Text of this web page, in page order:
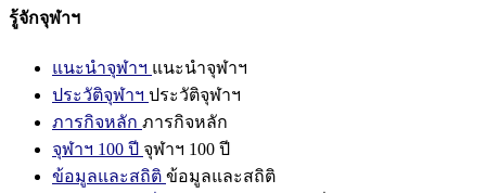
รู้จักจุฬาฯ
แนะนำจุฬาฯ แนะนำจุฬาฯ
ประวัติจุฬาฯ ประวัติจุฬาฯ
ภารกิจหลัก ภารกิจหลัก
จุฬาฯ 100 ปี จุฬาฯ 100 ปี
ข้อมูลและสถิติ ข้อมูลและสถิติ